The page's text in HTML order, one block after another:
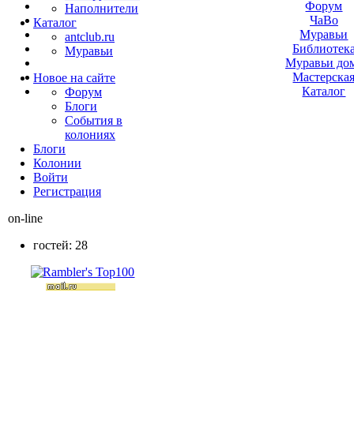
Наполнители
Каталог
antclub.ru
Муравьи
Новое на сайте
Форум
Блоги
События в
колониях
Блоги
Колонии
Войти
Peгиcтpaция
on-line
гостей: 28
Форум
ЧаВо
Муравьи
Муравьи
Каталог